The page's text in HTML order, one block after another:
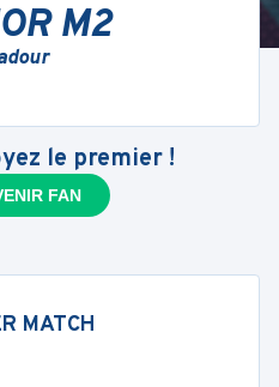
M2
le premier !
FAN
MATCH